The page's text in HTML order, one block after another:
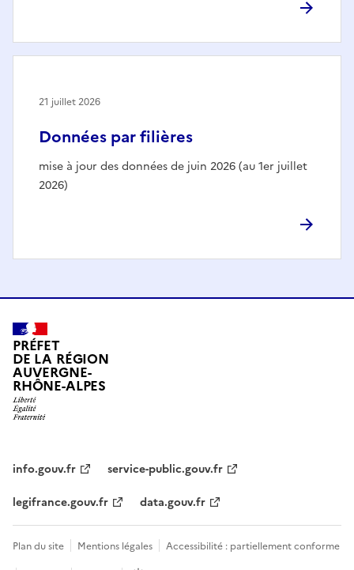
Données par filières
mise à jour des données de juin 2026 (au 1er juillet
2026)
21 juillet 2026
PRÉFET
DE LA RÉGION
AUVERGNE-
RHÔNE-ALPES
info.gouv.fr
service-public.gouv.fr
legifrance.gouv.fr
data.gouv.fr
Plan du site Mentions légales
Accessibilité : partiellement conforme